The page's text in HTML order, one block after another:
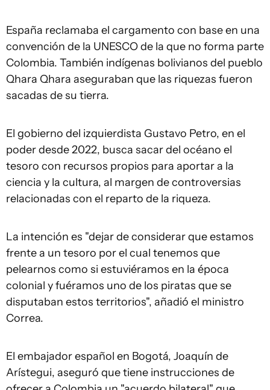
España reclamaba el cargamento con base en una
convención de la UNESCO de la que no forma parte
Colombia. También indígenas bolivianos del pueblo
Qhara Qhara aseguraban que las riquezas fueron
sacadas de su tierra.
El gobierno del izquierdista Gustavo Petro, en el
poder desde 2022, busca sacar del océano el
tesoro con recursos propios para aportar a la
ciencia y la cultura, al margen de controversias
relacionadas con el reparto de la riqueza.
La intención es "dejar de considerar que estamos
frente a un tesoro por el cual tenemos que
pelearnos como si estuviéramos en la época
colonial y fuéramos uno de los piratas que se
disputaban estos territorios", añadió el ministro
Correa.
El embajador español en Bogotá, Joaquín de
Arístegui, aseguró que tiene instrucciones de